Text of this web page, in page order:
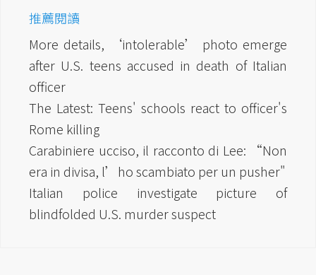
推薦閱讀
More details, ‘intolerable’ photo emerge
after U.S. teens accused in death of Italian
officer
The Latest: Teens' schools react to officer's
Rome killing
Carabiniere ucciso, il racconto di Lee: “Non
era in divisa, l’ho scambiato per un pusher"
Italian police investigate picture of
blindfolded U.S. murder suspect